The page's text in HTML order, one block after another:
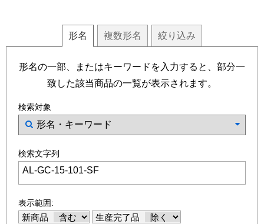
形名 複数形名 絞り込み
形名の一部、またはキーワードを入力すると、部分一
致した該当商品の一覧が表示されます。
検索対象
検索文字列
表示範囲:
新商品
生産完了品